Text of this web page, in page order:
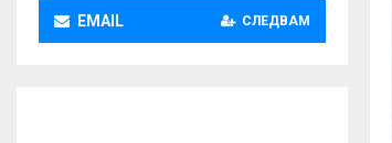
EMAIL СЛЕДВАМ